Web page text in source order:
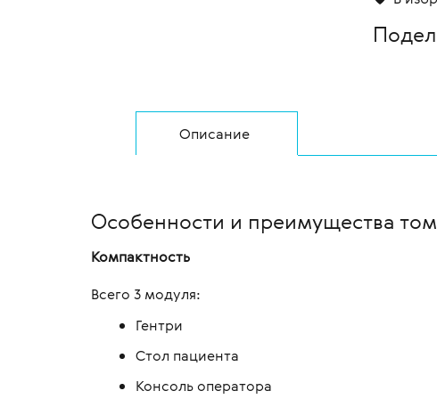
Описание
Особенности и преимущества
Компактность
Всего 3 модуля:
Гентри
Стол пациента
Консоль оператора